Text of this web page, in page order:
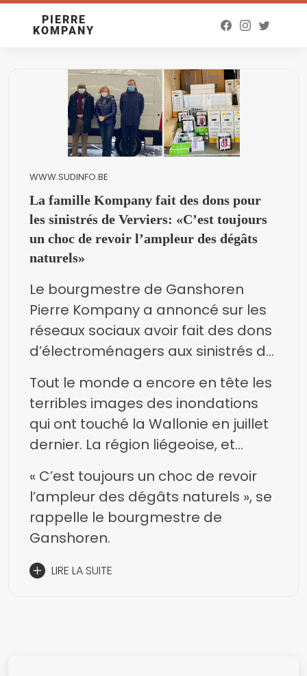
PIERRE
KOMPANY
WWW.SUDINFO.BE
La famille Kompany fait des dons pour
les sinistrés de Verviers: «C’est toujours
un choc de revoir l’ampleur des dégâts
naturels»
Le bourgmestre de Ganshoren
Pierre Kompany a annoncé sur les
réseaux sociaux avoir fait des dons
d’électroménagers aux sinistrés de
logistique de la commune.
Tout le monde a encore en tête les
terribles images des inondations
qui ont touché la Wallonie en juillet
dernier. La région liégeoise, et
été parmi les zones les plus
touchées.
« C’est toujours un choc de revoir
l’ampleur des dégâts naturels », se
rappelle le bourgmestre de
Ganshoren.
LIRE LA SUITE